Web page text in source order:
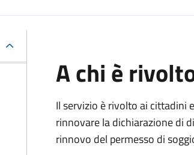
A chi è
Il servizio è rivolto ai cittadini
rinnovare la dichiarazione di
rinnovo del permesso di